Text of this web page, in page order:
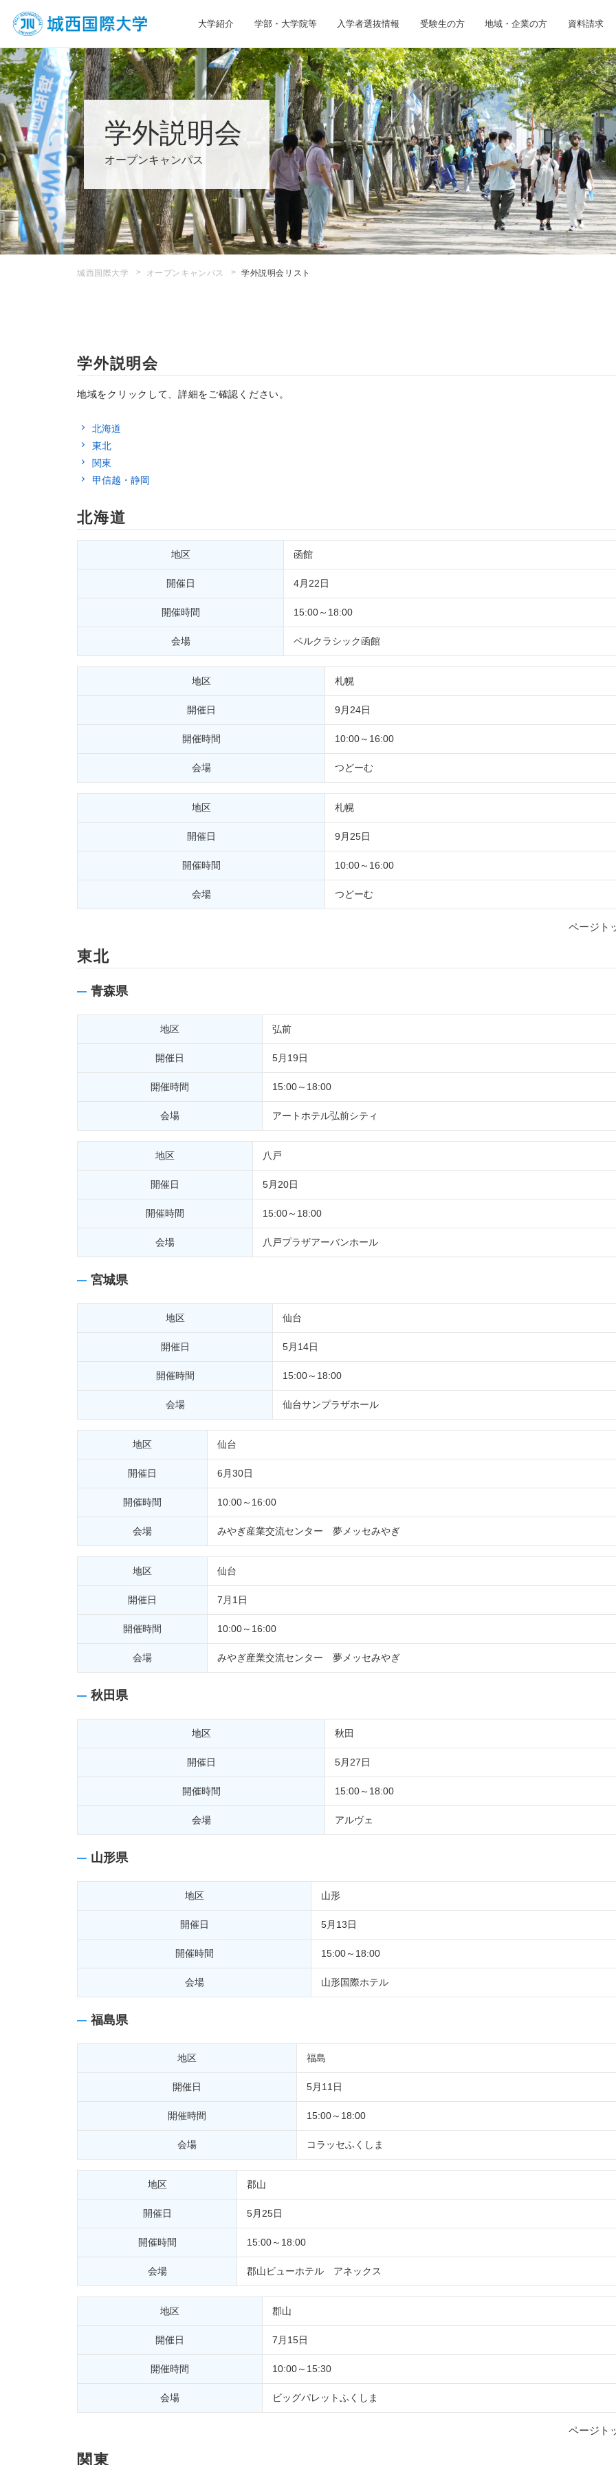
大学紹介 学部・大学院等 入学者選抜情報 受験生の方 地域・企業の方 資料請求
学外説明会
オープンキャンパス
城西国際大学 オープンキャンパス 学外説明会リスト
学外説明会
地域をクリックして、詳細をご確認ください。
北海道
東北
関東
甲信越・静岡
北海道
地区 函館
開催日 4月22日
開催時間 15:00～18:00
会場 ベルクラシック函館
地区 札幌
開催日 9月24日
開催時間 10:00～16:00
会場 つどーむ
地区 札幌
開催日 9月25日
開催時間 10:00～16:00
会場 つどーむ
ページト
東北
青森県
地区 弘前
開催日 5月19日
開催時間 15:00～18:00
会場 アートホテル弘前シティ
地区 八戸
開催日 5月20日
開催時間 15:00～18:00
会場 八戸プラザアーバンホール
宮城県
地区 仙台
開催日 5月14日
開催時間 15:00～18:00
会場 仙台サンプラザホール
地区 仙台
開催日 6月30日
開催時間 10:00～16:00
会場 みやぎ産業交流センター 夢メッセみやぎ
地区 仙台
開催日 7月1日
開催時間 10:00～16:00
会場 みやぎ産業交流センター 夢メッセみやぎ
秋田県
地区 秋田
開催日 5月27日
開催時間 15:00～18:00
会場 アルヴェ
山形県
地区 山形
開催日 5月13日
開催時間 15:00～18:00
会場 山形国際ホテル
福島県
地区 福島
開催日 5月11日
開催時間 15:00～18:00
会場 コラッセふくしま
地区 郡山
開催日 5月25日
開催時間 15:00～18:00
会場 郡山ビューホテル アネックス
地区 郡山
開催日 7月15日
開催時間 10:00～15:30
会場 ビッグパレットふくしま
ページト
関東